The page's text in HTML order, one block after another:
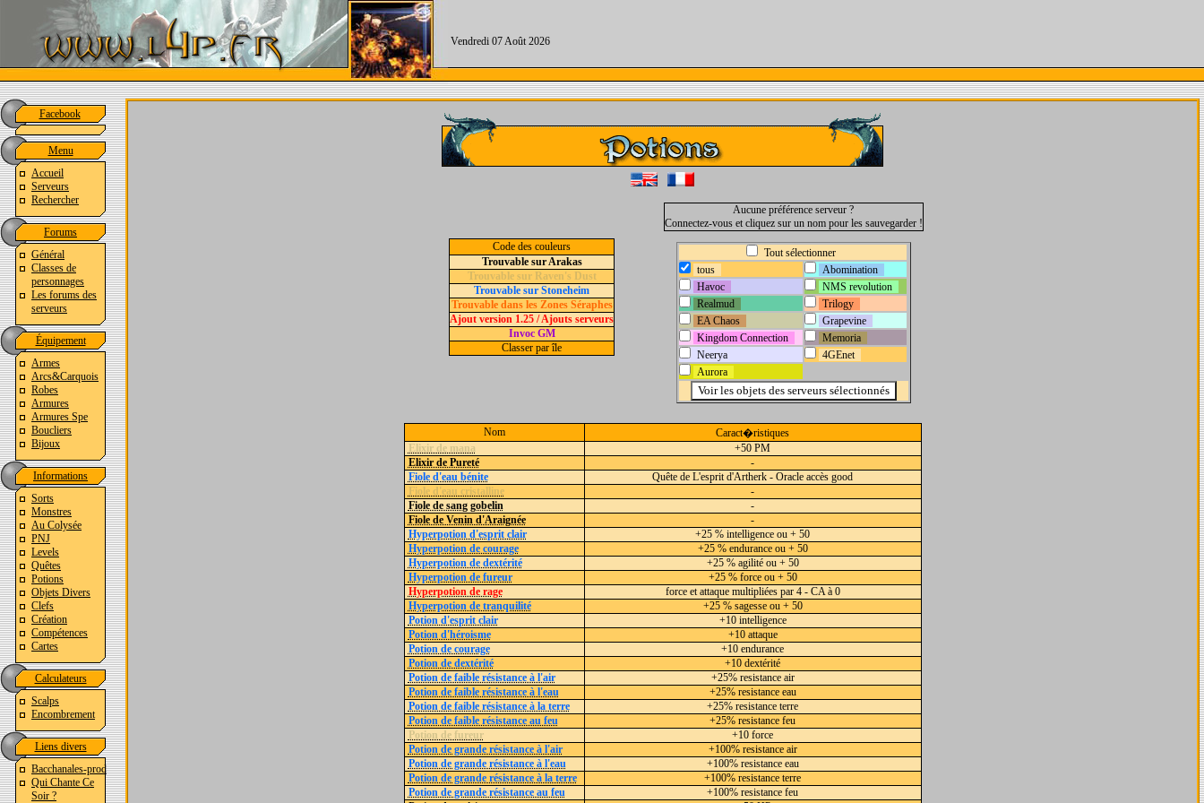
Vendredi 07 Août 2026
Facebook
Menu
Accueil
Serveurs
Rechercher
Forums
Général
Classes de
personnages
Les forums des
serveurs
Équipement
Armes
Arcs&Carquois
Robes
Armures
Armures Spe
Boucliers
Bijoux
Informations
Sorts
Monstres
Au Colysée
PNJ
Levels
Quêtes
Potions
Objets Divers
Clefs
Création
Compétences
Cartes
Calculateurs
Scalps
Encombrement
Liens divers
Bacchanales-prod
Qui Chante Ce
Soir ?
Code des couleurs
Trouvable sur Arakas
Trouvable sur Raven's Dust
Trouvable sur Stoneheim
Trouvable dans les Zones Séraphes
Ajout version 1.25 / Ajouts serveurs
Invoc GM
Classer par île
Aucune préférence serveur ?
Connectez-vous et cliquez sur un nom pour les sauvegarder !
Tout sélectionner
tous
Abomination
Havoc
NMS revolution
Realmud
Trilogy
EA Chaos
Grapevine
Kingdom Connection
Memoria
Neerya
4GEnet
Aurora
Nom
Caract�ristiques
Elixir de mana
+50 PM
Elixir de Pureté
-
Fiole d'eau bénite
Quête de L'esprit d'Artherk - Oracle accès good
Fiole d'eau cristalline
-
Fiole de sang gobelin
-
Fiole de Venin d'Araignée
-
Hyperpotion d'esprit clair
+25 % intelligence ou + 50
Hyperpotion de courage
+25 % endurance ou + 50
Hyperpotion de dextérité
+25 % agilité ou + 50
Hyperpotion de fureur
+25 % force ou + 50
Hyperpotion de rage
force et attaque multipliées par 4 - CA à 0
Hyperpotion de tranquilité
+25 % sagesse ou + 50
Potion d'esprit clair
+10 intelligence
Potion d'héroisme
+10 attaque
Potion de courage
+10 endurance
Potion de dextérité
+10 dextérité
Potion de faible résistance à l'air
+25% resistance air
Potion de faible résistance à l'eau
+25% resistance eau
Potion de faible résistance à la terre
+25% resistance terre
Potion de faible résistance au feu
+25% resistance feu
Potion de fureur
+10 force
Potion de grande résistance à l'air
+100% resistance air
Potion de grande résistance à l'eau
+100% resistance eau
Potion de grande résistance à la terre
+100% resistance terre
Potion de grande résistance au feu
+100% resistance feu